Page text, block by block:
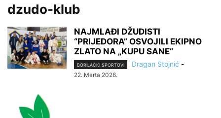
dzudo-klub
NAJMLAĐI DŽUDISTI
“PRIJEDORA” OSVOJILI EKIPNO
ZLATO NA „KUPU SANE“
BORILAČKI SPORTOVI Dragan Stojnić -
22. Marta 2026.